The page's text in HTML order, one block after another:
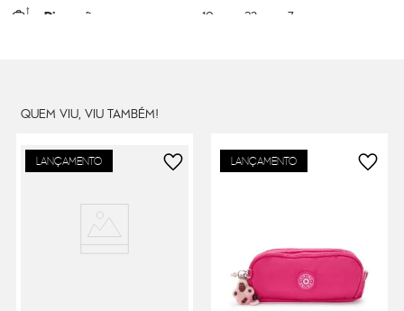
Dimensões 10 23 7
QUEM VIU, VIU TAMBÉM!
LANÇAMENTO LANÇAMENTO